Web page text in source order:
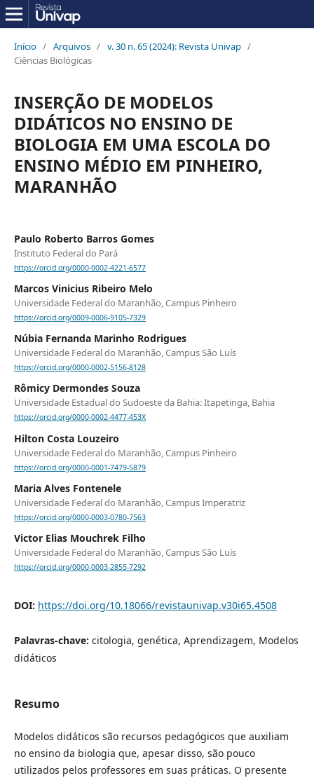
Início / Arquivos / v. 30 n. 65 (2024): Revista Univap /
Ciências Biológicas
INSERÇÃO DE MODELOS
DIDÁTICOS NO ENSINO DE
BIOLOGIA EM UMA ESCOLA DO
ENSINO MÉDIO EM PINHEIRO,
MARANHÃO
Paulo Roberto Barros Gomes
Instituto Federal do Pará
https://orcid.org/0000-0002-4221-6577
Marcos Vinicius Ribeiro Melo
Universidade Federal do Maranhão, Campus Pinheiro
https://orcid.org/0009-0006-9105-7329
Núbia Fernanda Marinho Rodrigues
Universidade Federal do Maranhão, Campus São Luís
https://orcid.org/0000-0002-5156-8128
Rômicy Dermondes Souza
Universidade Estadual do Sudoeste da Bahia: Itapetinga, Bahia
https://orcid.org/0000-0002-4477-453X
Hilton Costa Louzeiro
Universidade Federal do Maranhão, Campus Pinheiro
https://orcid.org/0000-0001-7479-5879
Maria Alves Fontenele
Universidade Federal do Maranhão, Campus Imperatriz
https://orcid.org/0000-0003-0780-7563
Victor Elias Mouchrek Filho
Universidade Federal do Maranhão, Campus São Luís
https://orcid.org/0000-0003-2855-7292
DOI: https://doi.org/10.18066/revistaunivap.v30i65.4508
Palavras-chave: citologia, genética, Aprendizagem, Modelos
didáticos
Resumo
Modelos didáticos são recursos pedagógicos que auxiliam
no ensino da biologia que, apesar disso, são pouco
utilizados pelos professores em suas práticas. O presente